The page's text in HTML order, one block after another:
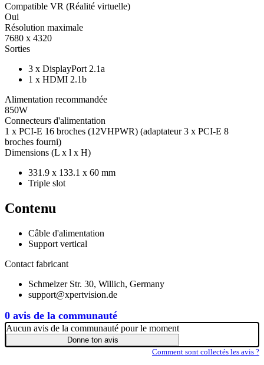
0 avis de la communauté
Compatible VR (Réalité virtuelle)
Oui
Résolution maximale
7680 x 4320
Sorties
3 x DisplayPort 2.1a
1 x HDMI 2.1b
Alimentation recommandée
850W
Connecteurs d'alimentation
1 x PCI-E 16 broches (12VHPWR) (adaptateur 3 x PCI-E 8
broches fourni)
Dimensions (L x l x H)
331.9 x 133.1 x 60 mm
Triple slot
Contenu
Câble d'alimentation
Support vertical
Contact fabricant
Schmelzer Str. 30, Willich, Germany
support@xpertvision.de
Aucun avis de la communauté pour le moment
Donne ton avis
Comment sont collectés les avis ?